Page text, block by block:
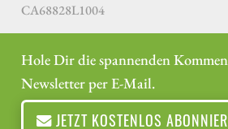
CA68828L1004
Hole Dir die spannenden
Newsletter per E-Mail.
JETZT KOSTENLOS